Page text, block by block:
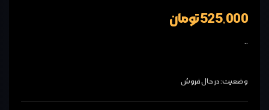
525,000 تومان
..
وضعیت: در حال فروش